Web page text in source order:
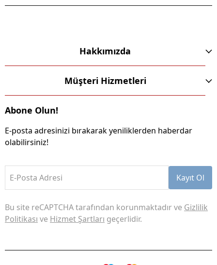
Hakkımızda
Müşteri Hizmetleri
Abone Olun!
E-posta adresinizi bırakarak yeniliklerden haberdar
olabilirsiniz!
E-Posta Adresi Kayıt Ol
Bu site reCAPTCHA tarafından korunmaktadır ve Gizlilik
Politikası ve Hizmet Şartları geçerlidir.